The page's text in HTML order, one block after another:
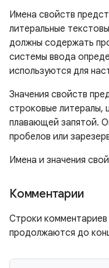
Имена свойств
литеральные
должны содержать
системы ввода
используются для
Значения свойств
строковые литералы,
плавающей запятой.
пробелов или
Имена и значения
Комментарии
Строки
продолжаются до